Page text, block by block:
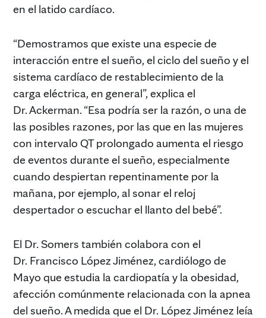
en el latido cardíaco.
“Demostramos que existe una especie de
interacción entre el sueño, el ciclo del sueño y el
sistema cardíaco de restablecimiento de la
carga eléctrica, en general”, explica el
Dr. Ackerman. “Esa podría ser la razón, o una de
las posibles razones, por las que en las mujeres
con intervalo QT prolongado aumenta el riesgo
de eventos durante el sueño, especialmente
cuando despiertan repentinamente por la
mañana, por ejemplo, al sonar el reloj
despertador o escuchar el llanto del bebé”.
El Dr. Somers también colabora con el
Dr. Francisco López Jiménez, cardiólogo de
Mayo que estudia la cardiopatía y la obesidad,
afección comúnmente relacionada con la apnea
del sueño. A medida que el Dr. López Jiménez leía